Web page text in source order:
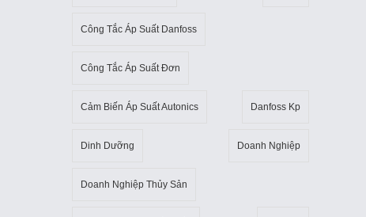
Công Tắc Áp Suất Danfoss
Công Tắc Áp Suất Đơn
Cảm Biến Áp Suất Autonics Danfoss Kp
Dinh Dưỡng Doanh Nghiệp
Doanh Nghiệp Thủy Sản